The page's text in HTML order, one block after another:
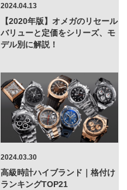
2024.04.13
【2020年版】オメガのリセール
バリューと定価をシリーズ、モ
デル別に解説！
2024.03.30
高級時計ハイブランド｜格付け
ランキングTOP21